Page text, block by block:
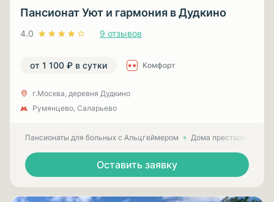
Пансионат Уют и гармония в Дудкино
4.0 9 отзывов
от 1 100 ₽ в сутки Комфорт
г.Москва, деревня Дудкино
Румянцево, Саларьево
Пансионаты для больных с Альцгеймером Дома престарелых
Оставить заявку